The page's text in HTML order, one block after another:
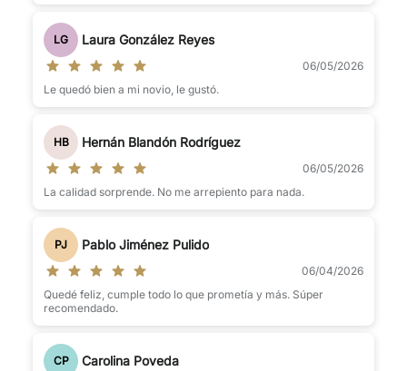
LG Laura González Reyes
06/05/2026
Le quedó bien a mi novio, le gustó.
HB Hernán Blandón Rodríguez
06/05/2026
La calidad sorprende. No me arrepiento para nada.
PJ Pablo Jiménez Pulido
06/04/2026
Quedé feliz, cumple todo lo que prometía y más. Súper
recomendado.
CP Carolina Poveda